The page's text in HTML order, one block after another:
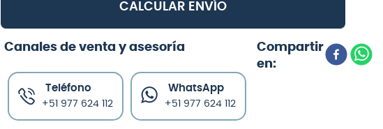
CALCULAR ENVÍO
Canales de venta y asesoría
Teléfono
+51 977 624 112
WhatsApp
+51 977 624 112